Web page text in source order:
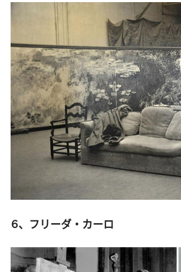
６、フリーダ・カーロ